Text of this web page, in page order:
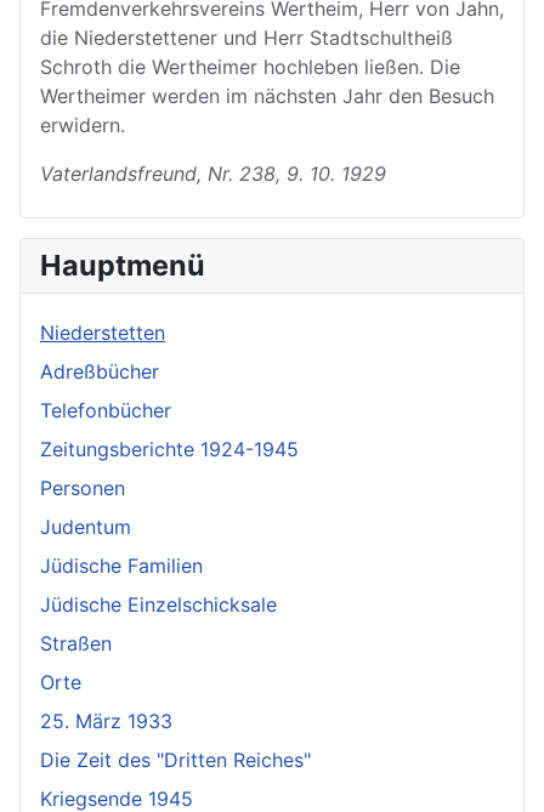
Fremdenverkehrsvereins Wertheim, Herr von Jahn,
die Niederstettener und Herr Stadtschultheiß
Schroth die Wertheimer hochleben ließen. Die
Wertheimer werden im nächsten Jahr den Besuch
erwidern.
Vaterlandsfreund, Nr. 238, 9. 10. 1929
Hauptmenü
Niederstetten
Adreßbücher
Telefonbücher
Zeitungsberichte 1924-1945
Personen
Judentum
Jüdische Familien
Jüdische Einzelschicksale
Straßen
Orte
25. März 1933
Die Zeit des "Dritten Reiches"
Kriegsende 1945